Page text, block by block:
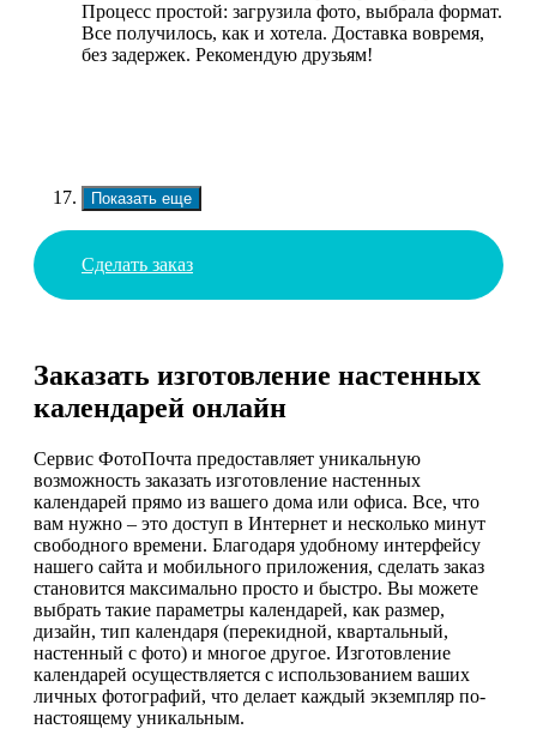
Процесс простой: загрузила фото, выбрала формат.
Все получилось, как и хотела. Доставка вовремя,
без задержек. Рекомендую друзьям!
Показать еще
Сделать заказ
Заказать изготовление настенных
календарей онлайн
Сервис ФотоПочта предоставляет уникальную
возможность заказать изготовление настенных
календарей прямо из вашего дома или офиса. Все, что
вам нужно – это доступ в Интернет и несколько минут
свободного времени. Благодаря удобному интерфейсу
нашего сайта и мобильного приложения, сделать заказ
становится максимально просто и быстро. Вы можете
выбрать такие параметры календарей, как размер,
дизайн, тип календаря (перекидной, квартальный,
настенный с фото) и многое другое. Изготовление
календарей осуществляется с использованием ваших
личных фотографий, что делает каждый экземпляр по-
настоящему уникальным.